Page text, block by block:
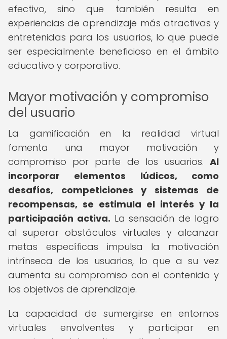
efectivo, sino que también resulta en
experiencias de aprendizaje más atractivas y
entretenidas para los usuarios, lo que puede
ser especialmente beneficioso en el ámbito
educativo y corporativo.
Mayor motivación y compromiso
del usuario
La gamificación en la realidad virtual
fomenta una mayor motivación y
compromiso por parte de los usuarios. Al
incorporar elementos lúdicos, como
desafíos, competiciones y sistemas de
recompensas, se estimula el interés y la
participación activa. La sensación de logro
al superar obstáculos virtuales y alcanzar
metas específicas impulsa la motivación
intrínseca de los usuarios, lo que a su vez
aumenta su compromiso con el contenido y
los objetivos de aprendizaje.
La capacidad de sumergirse en entornos
virtuales envolventes y participar en